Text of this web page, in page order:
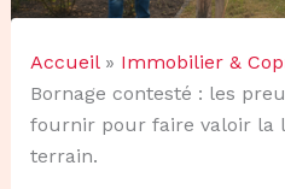
Accueil
Immobilier &
Bornage contesté : les
fournir pour faire valoir la
terrain.